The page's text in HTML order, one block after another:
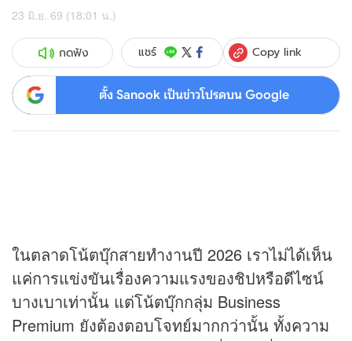
23 มิ.ย. 69 (18:01 น.)
กดฟัง แชร์ Copy link
ตั้ง Sanook เป็นข่าวโปรดบน Google
ในตลาดโน้ตบุ๊กสายทำงานปี 2026 เราไม่ได้เห็น
แค่การแข่งขันเรื่องความแรงของชิปหรือดีไซน์
บางเบาเท่านั้น แต่โน้ตบุ๊กกลุ่ม Business
Premium ยังต้องตอบโจทย์มากกว่านั้น ทั้งความ